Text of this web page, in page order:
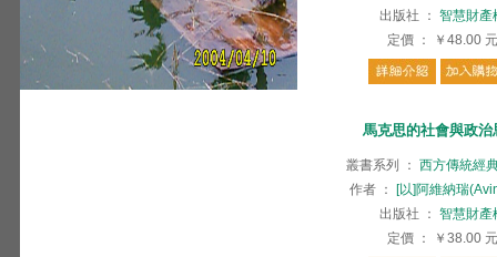
出版社
： 智慧財產
定價 ： ￥48.00 元
馬克思的社會與政治
叢書系列 ： 西方傳統經
作者 ：
[以]阿維納瑞
出版社
： 智慧財產
定價 ： ￥38.00 元